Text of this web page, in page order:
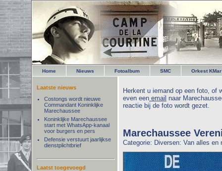
Home Nieuws Fotoalbum SMC Orkest KMar
Herkent u iemand op een foto, of
even een email naar
reactie bij de foto wordt gezet.
Marechaussee
Categorie: Diversen: Van alles en
Laatste nieuws
Costongs wordt nieuwe
Commandant Koninklijke
Marechaussee
Koninklijke Marechaussee
start met WhatsApp-kanaal
voor burgers en pers
Defensie verstuurt jaarlijkse
dienstplichtbrief
Laatst toegevoegd